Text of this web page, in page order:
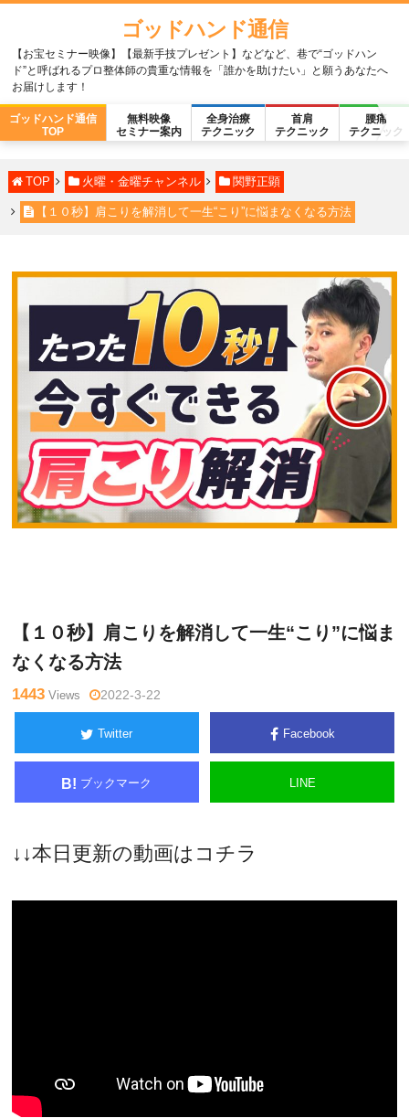
ゴッドハンド通信
【お宝セミナー映像】【最新手技プレゼント】などなど、巷で“ゴッドハン
ド”と呼ばれるプロ整体師の貴重な情報を「誰かを助けたい」と願うあなたへ
お届けします！
ゴッドハンド通信
TOP
無料映像
セミナー案内
全身治療
テクニック
首肩
テクニック
腰痛
テクニック
TOP 火曜・金曜チャンネル 関野正顕
【１０秒】肩こりを解消して一生“こり”に悩まなくなる方法
【１０秒】肩こりを解消して一生“こり”に悩ま
なくなる方法
1443 Views 2022-3-22
Twitter Facebook
B! ブックマーク LINE
↓↓本日更新の動画はコチラ